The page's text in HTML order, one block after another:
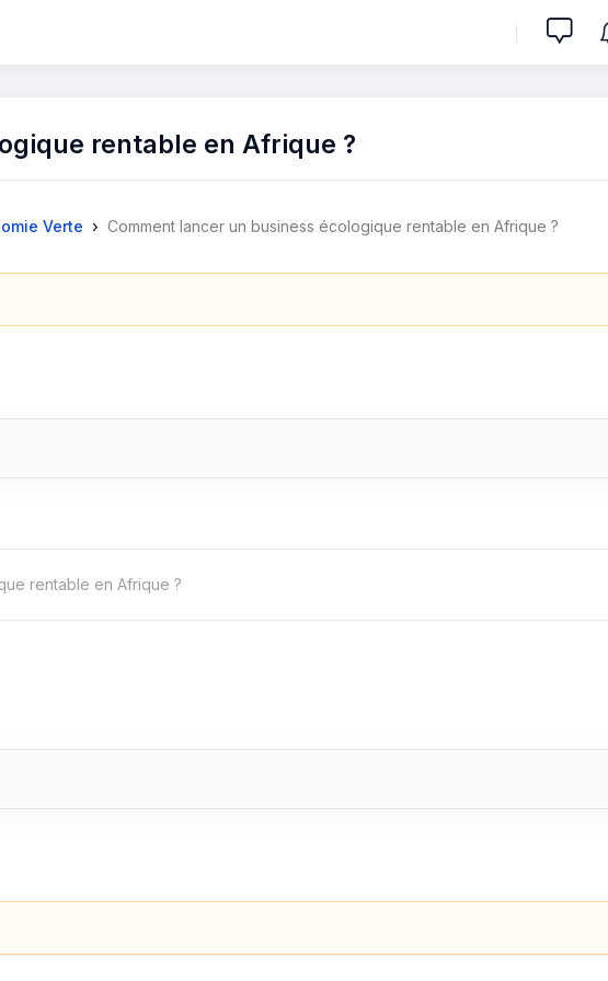
rentable en Afrique ?
Verte › Comment lancer un business écologique rentable en Afrique ?
rentable en Afrique ?